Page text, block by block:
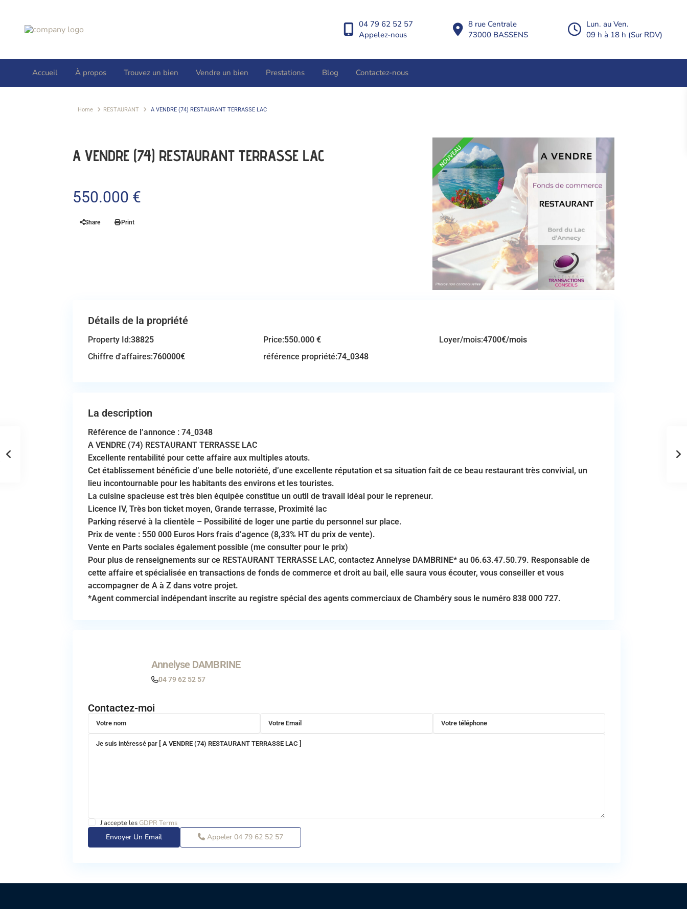
04 79 62 52 57
Appelez-nous
8 rue Centrale
73000 BASSENS
Lun. au Ven.
09 h à 18 h (Sur RDV)
Accueil À propos Trouvez un bien Vendre un bien Prestations Blog Contactez-nous
Home RESTAURANT A VENDRE (74) RESTAURANT TERRASSE LAC
A VENDRE (74) RESTAURANT TERRASSE LAC
550.000 €
Share Print
Détails de la propriété
Property Id:38825 Price:550.000 € Loyer/mois:4700€/mois
Chiffre d'affaires:760000€ référence propriété:74_0348
La description
Référence de l’annonce : 74_0348
A VENDRE (74) RESTAURANT TERRASSE LAC
Excellente rentabilité pour cette affaire aux multiples atouts.
Cet établissement bénéficie d’une belle notoriété, d’une excellente réputation et sa situation fait de ce beau restaurant très convivial, un
lieu incontournable pour les habitants des environs et les touristes.
La cuisine spacieuse est très bien équipée constitue un outil de travail idéal pour le repreneur.
Licence IV, Très bon ticket moyen, Grande terrasse, Proximité lac
Parking réservé à la clientèle – Possibilité de loger une partie du personnel sur place.
Prix de vente : 550 000 Euros Hors frais d’agence (8,33% HT du prix de vente).
Vente en Parts sociales également possible (me consulter pour le prix)
Pour plus de renseignements sur ce RESTAURANT TERRASSE LAC, contactez Annelyse DAMBRINE* au 06.63.47.50.79. Responsable de
cette affaire et spécialisée en transactions de fonds de commerce et droit au bail, elle saura vous écouter, vous conseiller et vous
accompagner de A à Z dans votre projet.
*Agent commercial indépendant inscrite au registre spécial des agents commerciaux de Chambéry sous le numéro 838 000 727.
Annelyse DAMBRINE
04 79 62 52 57
Contactez-moi
J'accepte les GDPR Terms
Appeler 04 79 62 52 57